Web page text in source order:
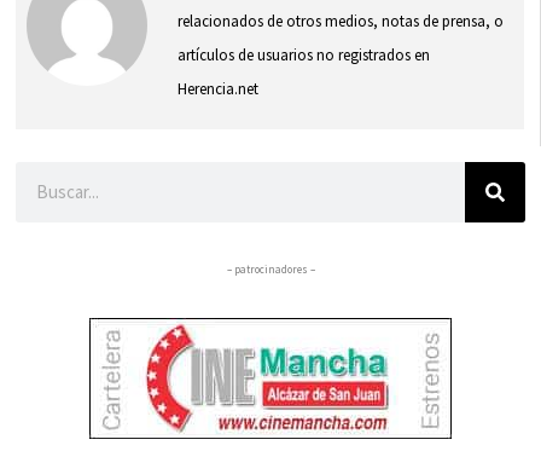
relacionados de otros medios, notas de prensa, o
artículos de usuarios no registrados en
Herencia.net
– patrocinadores –